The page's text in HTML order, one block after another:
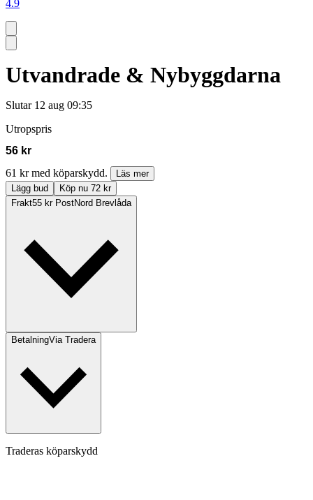
4.9
Utvandrade & Nybyggdarna
Slutar 12 aug 09:35
Utropspris
56 kr
61 kr med köparskydd.
Läs mer
Lägg bud
Köp nu 72 kr
Frakt55 kr PostNord Brevlåda
BetalningVia Tradera
Traderas köparskydd